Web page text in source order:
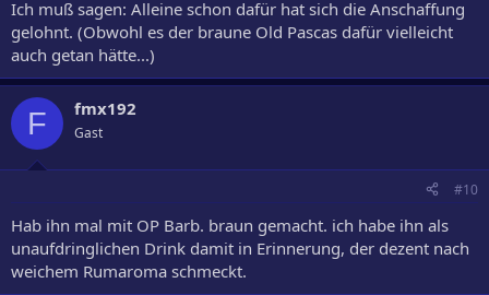
Ich muß sagen: Alleine schon dafür hat sich die Anschaffung
gelohnt. (Obwohl es der braune Old Pascas dafür vielleicht
auch getan hätte...)
F fmx192
Gast
#10
Hab ihn mal mit OP Barb. braun gemacht. ich habe ihn als
unaufdringlichen Drink damit in Erinnerung, der dezent nach
weichem Rumaroma schmeckt.